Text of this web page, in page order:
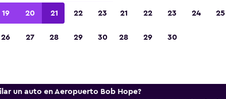
útil para ayudarte a reservar el auto de
en Aeropuerto Burbank Bob Hope.
un auto en Aeropuerto Bob Hope?
19 20 21 22 23
26 27 28 29 30
21 22 23 24 25
28 29 30